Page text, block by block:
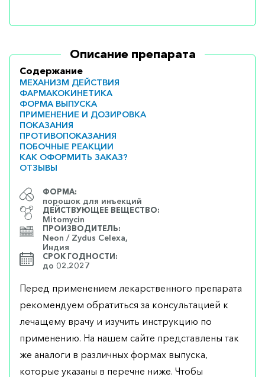
Описание препарата
Содержание
МЕХАНИЗМ ДЕЙСТВИЯ
ФАРМАКОКИНЕТИКА
ФОРМА ВЫПУСКА
ПРИМЕНЕНИЕ И ДОЗИРОВКА
ПОКАЗАНИЯ
ПРОТИВОПОКАЗАНИЯ
ПОБОЧНЫЕ РЕАКЦИИ
КАК ОФОРМИТЬ ЗАКАЗ?
ОТЗЫВЫ
ФОРМА:
порошок для инъекций
ДЕЙСТВУЮЩЕЕ ВЕЩЕСТВО:
Mitomycin
ПРОИЗВОДИТЕЛЬ:
Neon / Zydus Celexa,
Индия
СРОК ГОДНОСТИ:
до 02.2027
Перед применением лекарственного препарата
рекомендуем обратиться за консультацией к
лечащему врачу и изучить инструкцию по
применению. На нашем сайте представлены так
же аналоги в различных формах выпуска,
которые указаны в перечне ниже. Чтобы